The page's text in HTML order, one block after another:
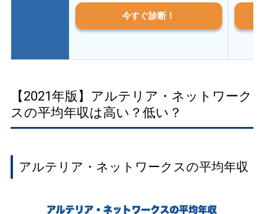
今すぐ診断！
【2021年版】アルテリア・ネットワーク
スの平均年収は高い？低い？
アルテリア・ネットワークスの平均年収